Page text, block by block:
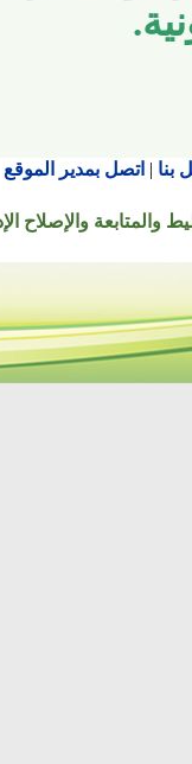
.
| اتصل بمدير الموقع
والإصلاح الإداري